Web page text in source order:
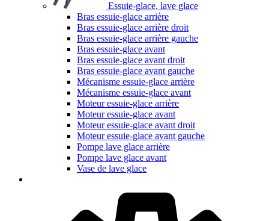
Essuie-glace, lave glace
Bras essuie-glace arrière
Bras essuie-glace arrière droit
Bras essuie-glace arrière gauche
Bras essuie-glace avant
Bras essuie-glace avant droit
Bras essuie-glace avant gauche
Mécanisme essuie-glace arrière
Mécanisme essuie-glace avant
Moteur essuie-glace arrière
Moteur essuie-glace avant
Moteur essuie-glace avant droit
Moteur essuie-glace avant gauche
Pompe lave glace arrière
Pompe lave glace avant
Vase de lave glace